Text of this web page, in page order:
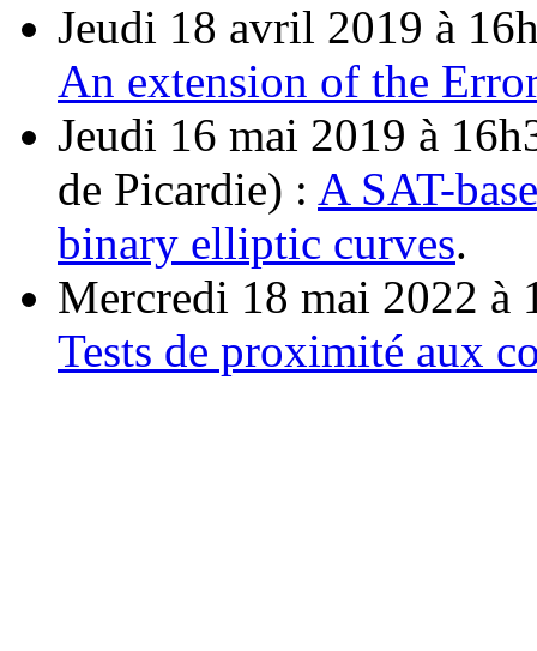
Jeudi 18 avril 2019 à
An extension of the
Jeudi 16 mai 2019 à
de Picardie) : A SAT-
binary elliptic curves.
Mercredi 18 mai 2022 à
Tests de proximité aux